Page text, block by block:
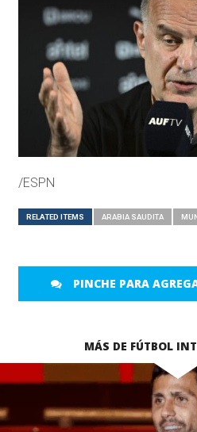
/ESPN
RELATED ITEMS ARABIA SAUDITA
PINCHE PARA
MÁS DE FÚTBOL